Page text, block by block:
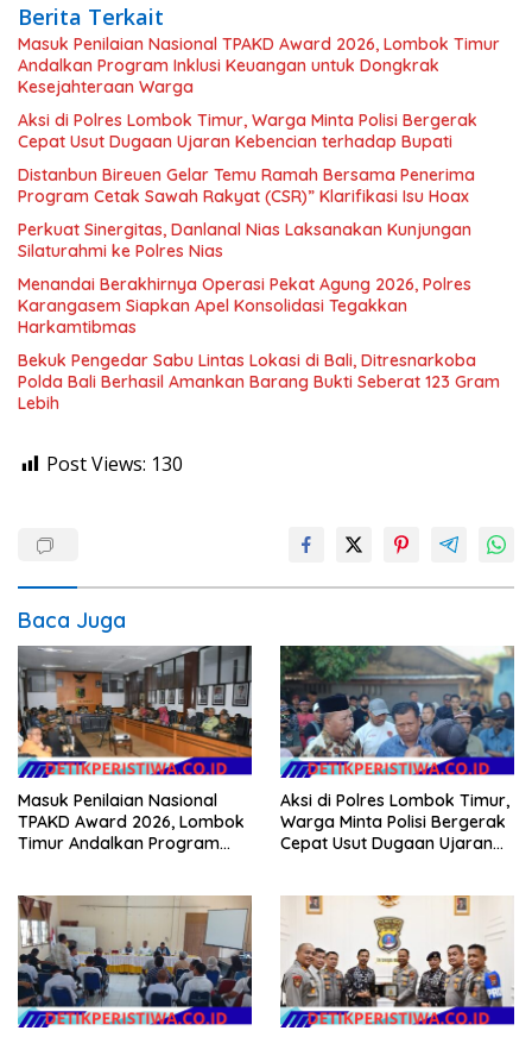
Berita Terkait
Masuk Penilaian Nasional TPAKD Award 2026, Lombok Timur
Andalkan Program Inklusi Keuangan untuk Dongkrak
Kesejahteraan Warga
Aksi di Polres Lombok Timur, Warga Minta Polisi Bergerak
Cepat Usut Dugaan Ujaran Kebencian terhadap Bupati
Distanbun Bireuen Gelar Temu Ramah Bersama Penerima
Program Cetak Sawah Rakyat (CSR)” Klarifikasi Isu Hoax
Perkuat Sinergitas, Danlanal Nias Laksanakan Kunjungan
Silaturahmi ke Polres Nias
Menandai Berakhirnya Operasi Pekat Agung 2026, Polres
Karangasem Siapkan Apel Konsolidasi Tegakkan
Harkamtibmas
Bekuk Pengedar Sabu Lintas Lokasi di Bali, Ditresnarkoba
Polda Bali Berhasil Amankan Barang Bukti Seberat 123 Gram
Lebih
Post Views: 130
Baca Juga
Masuk Penilaian Nasional
TPAKD Award 2026, Lombok
Timur Andalkan Program
Warga
Aksi di Polres Lombok Timur,
Warga Minta Polisi Bergerak
Cepat Usut Dugaan Ujaran